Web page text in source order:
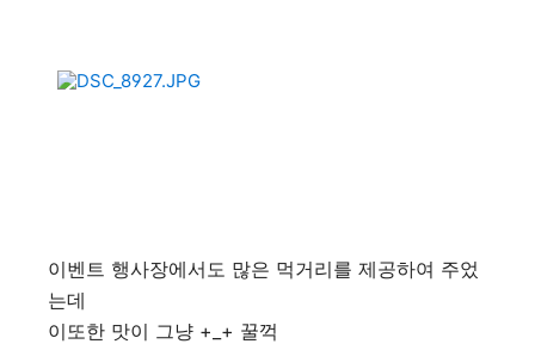
이벤트 행사장에서도 많은 먹거리를 제공하여 주었
는데
이또한 맛이 그냥 +_+ 꿀꺽